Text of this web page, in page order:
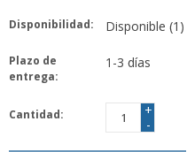
Disponibilidad: Disponible (1)
Plazo de
entrega:
1-3 días
Cantidad:
+
-